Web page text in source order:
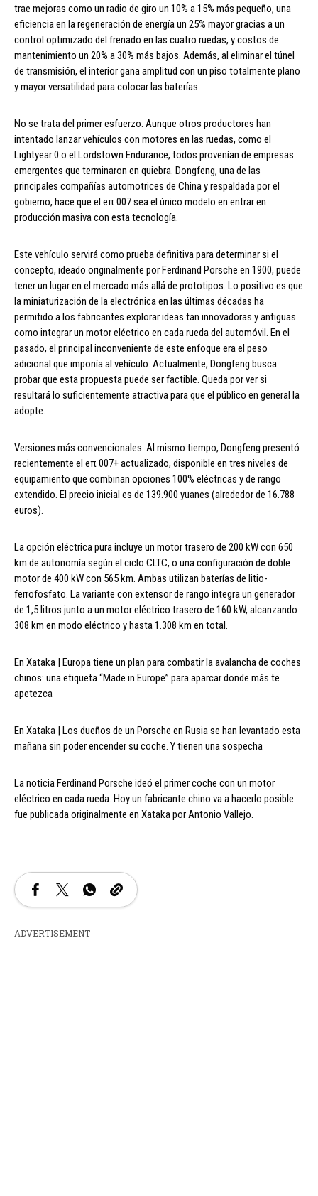
trae mejoras como un radio de giro un 10% a 15% más pequeño, una
eficiencia en la regeneración de energía un 25% mayor gracias a un
control optimizado del frenado en las cuatro ruedas, y costos de
mantenimiento un 20% a 30% más bajos. Además, al eliminar el túnel
de transmisión, el interior gana amplitud con un piso totalmente plano
y mayor versatilidad para colocar las baterías.
No se trata del primer esfuerzo. Aunque otros productores han
intentado lanzar vehículos con motores en las ruedas, como el
Lightyear 0 o el Lordstown Endurance, todos provenían de empresas
emergentes que terminaron en quiebra. Dongfeng, una de las
principales compañías automotrices de China y respaldada por el
gobierno, hace que el eπ 007 sea el único modelo en entrar en
producción masiva con esta tecnología.
Este vehículo servirá como prueba definitiva para determinar si el
concepto, ideado originalmente por Ferdinand Porsche en 1900, puede
tener un lugar en el mercado más allá de prototipos. Lo positivo es que
la miniaturización de la electrónica en las últimas décadas ha
permitido a los fabricantes explorar ideas tan innovadoras y antiguas
como integrar un motor eléctrico en cada rueda del automóvil. En el
pasado, el principal inconveniente de este enfoque era el peso
adicional que imponía al vehículo. Actualmente, Dongfeng busca
probar que esta propuesta puede ser factible. Queda por ver si
resultará lo suficientemente atractiva para que el público en general la
adopte.
Versiones más convencionales. Al mismo tiempo, Dongfeng presentó
recientemente el eπ 007+ actualizado, disponible en tres niveles de
equipamiento que combinan opciones 100% eléctricas y de rango
extendido. El precio inicial es de 139.900 yuanes (alrededor de 16.788
euros).
La opción eléctrica pura incluye un motor trasero de 200 kW con 650
km de autonomía según el ciclo CLTC, o una configuración de doble
motor de 400 kW con 565 km. Ambas utilizan baterías de litio-
ferrofosfato. La variante con extensor de rango integra un generador
de 1,5 litros junto a un motor eléctrico trasero de 160 kW, alcanzando
308 km en modo eléctrico y hasta 1.308 km en total.
En Xataka | Europa tiene un plan para combatir la avalancha de coches
chinos: una etiqueta “Made in Europe” para aparcar donde más te
apetezca
En Xataka | Los dueños de un Porsche en Rusia se han levantado esta
mañana sin poder encender su coche. Y tienen una sospecha
La noticia Ferdinand Porsche ideó el primer coche con un motor
eléctrico en cada rueda. Hoy un fabricante chino va a hacerlo posible
fue publicada originalmente en Xataka por Antonio Vallejo.
ADVERTISEMENT